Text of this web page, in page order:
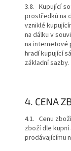
3.8. Kupující
prostředků na
vzniklé
na dálku v
na internetové
hradí kupující
základní sazby.
4. CENA
4.1. Cenu
zboží dle
prodávajícímu